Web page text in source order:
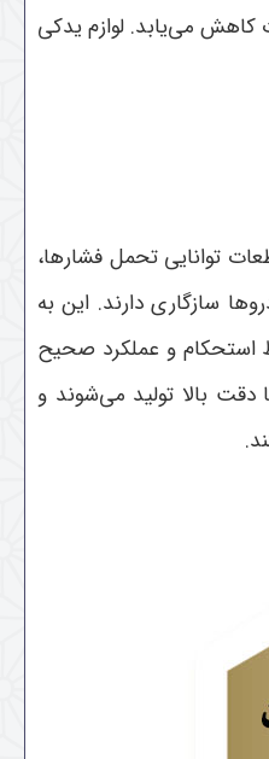
کاهش می‌یابد. لوازم یدکی
توانایی تحمل فشارها،
سازگاری دارند. این به
استحکام و عملکرد صحیح
بالا تولید می‌شوند و